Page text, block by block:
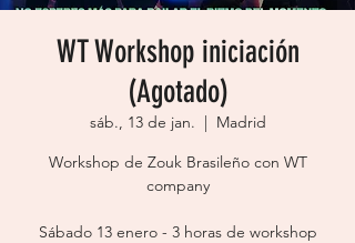
WT Workshop iniciación
(Agotado)
sáb., 13 de jan.
  |
Madrid
Workshop de Zouk Brasileño con WT
company
Sábado 13 enero - 3 horas de workshop